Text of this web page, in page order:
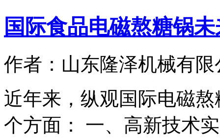
国际食品电磁熬糖锅
作者：山东隆泽机械有限
近年来，纵观国际电磁
个方面： 一、高新技术